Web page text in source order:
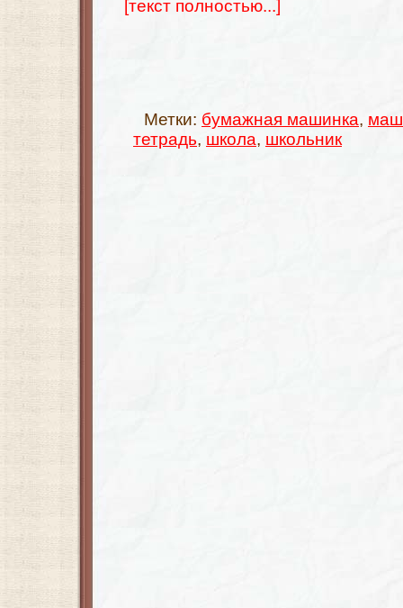
[текст полностью...]
Метки: бумажная машинка,
тетрадь, школа, школьник